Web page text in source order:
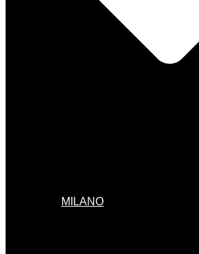
MILANO